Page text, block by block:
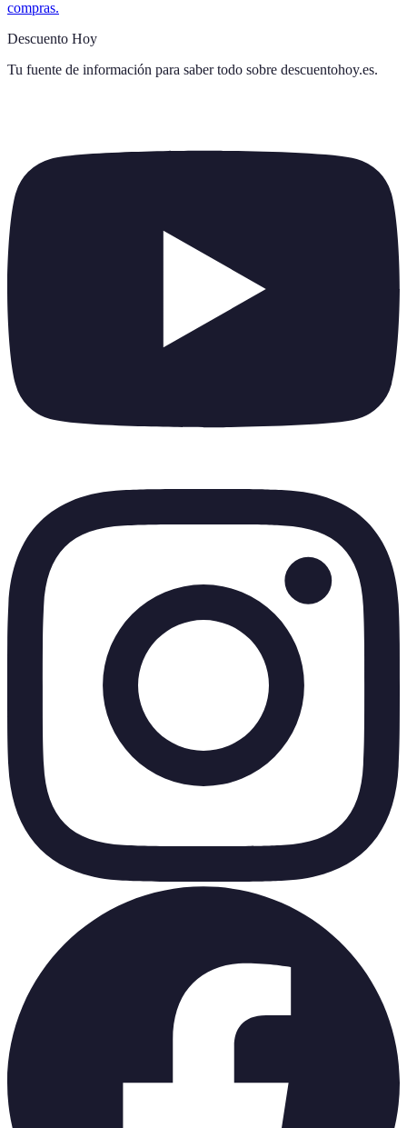
compras.
Descuento Hoy
Tu fuente de información para saber todo sobre descuentohoy.es.